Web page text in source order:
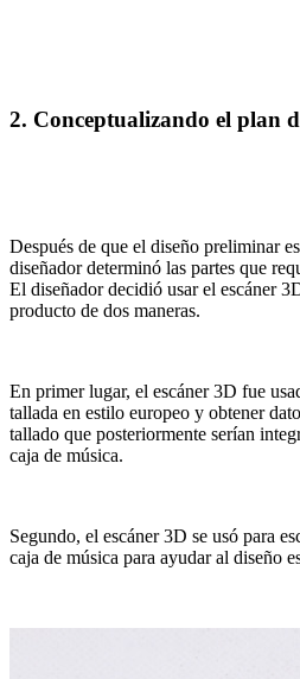
2. Conceptualizando el plan
Después de que el diseño preliminar
diseñador determinó las partes que
El diseñador decidió usar el escáner
producto de dos maneras.
En primer lugar, el escáner 3D fue
tallada en estilo europeo y obtener
tallado que posteriormente serían
caja de música.
Segundo, el escáner 3D se usó para
caja de música para ayudar al diseño